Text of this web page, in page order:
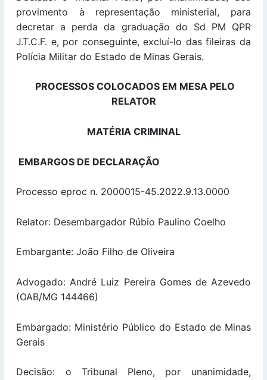
provimento à representação ministerial, para
decretar a perda da graduação do Sd PM QPR
J.T.C.F. e, por conseguinte, excluí-lo das fileiras da
Polícia Militar do Estado de Minas Gerais.
PROCESSOS COLOCADOS EM MESA PELO
RELATOR
MATÉRIA CRIMINAL
EMBARGOS DE DECLARAÇÃO
Processo eproc n. 2000015-45.2022.9.13.0000
Relator: Desembargador Rúbio Paulino Coelho
Embargante: João Filho de Oliveira
Advogado: André Luiz Pereira Gomes de Azevedo
(OAB/MG 144466)
Embargado: Ministério Público do Estado de Minas
Gerais
Decisão: o Tribunal Pleno, por unanimidade,